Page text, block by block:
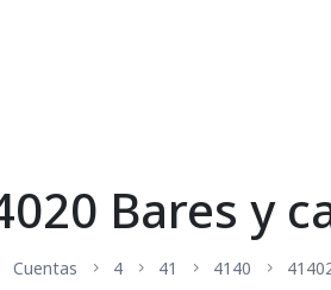
Bares y
Cuentas 4 41 4140